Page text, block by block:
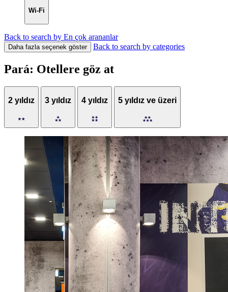
Wi-Fi
Back to search by En çok arananlar
Daha fazla seçenek göster Back to search by categories
Pará: Otellere göz at
2 yıldız 3 yıldız 4 yıldız 5 yıldız ve üzeri